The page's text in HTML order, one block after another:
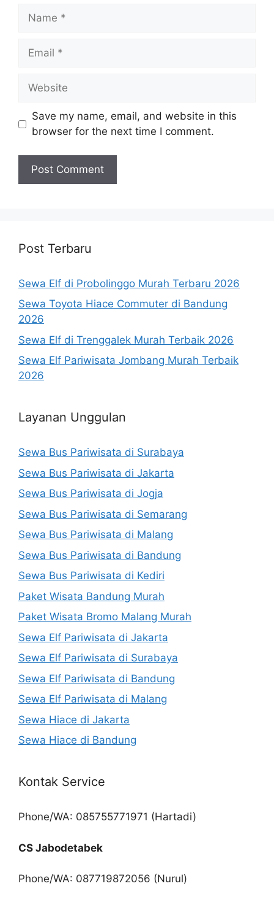
Name
Email
Website
Save my name, email, and website in this
browser for the next time I comment.
Post Terbaru
Sewa Elf di Probolinggo Murah Terbaru 2026
Sewa Toyota Hiace Commuter di Bandung
2026
Sewa Elf di Trenggalek Murah Terbaik 2026
Sewa Elf Pariwisata Jombang Murah Terbaik
2026
Layanan Unggulan
Sewa Bus Pariwisata di Surabaya
Sewa Bus Pariwisata di Jakarta
Sewa Bus Pariwisata di Jogja
Sewa Bus Pariwisata di Semarang
Sewa Bus Pariwisata di Malang
Sewa Bus Pariwisata di Bandung
Sewa Bus Pariwisata di Kediri
Paket Wisata Bandung Murah
Paket Wisata Bromo Malang Murah
Sewa Elf Pariwisata di Jakarta
Sewa Elf Pariwisata di Surabaya
Sewa Elf Pariwisata di Bandung
Sewa Elf Pariwisata di Malang
Sewa Hiace di Jakarta
Sewa Hiace di Bandung
Kontak Service
Phone/WA: 085755771971 (Hartadi)
CS Jabodetabek
Phone/WA: 087719872056 (Nurul)